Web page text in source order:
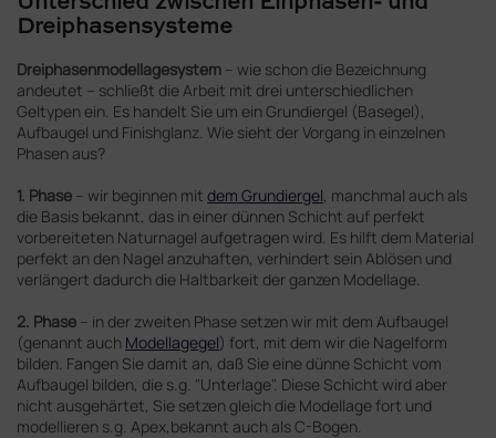
Dreiphasensysteme
Dreiphasenmodellagesystem – wie schon die Bezeichnung
andeutet – schließt die Arbeit mit drei unterschiedlichen
Geltypen ein. Es handelt Sie um ein Grundiergel (Basegel),
Aufbaugel und Finishglanz. Wie sieht der Vorgang in einzelnen
Phasen aus?
1. Phase – wir beginnen mit dem Grundiergel, manchmal auch als
die Basis bekannt, das in einer dünnen Schicht auf perfekt
vorbereiteten Naturnagel aufgetragen wird. Es hilft dem Material
perfekt an den Nagel anzuhaften, verhindert sein Ablösen und
verlängert dadurch die Haltbarkeit der ganzen Modellage.
2. Phase – in der zweiten Phase setzen wir mit dem Aufbaugel
(genannt auch Modellagegel) fort, mit dem wir die Nagelform
bilden. Fangen Sie damit an, daß Sie eine dünne Schicht vom
Aufbaugel bilden, die s.g. "Unterlage". Diese Schicht wird aber
nicht ausgehärtet, Sie setzen gleich die Modellage fort und
modellieren s.g. Apex,bekannt auch als C-Bogen.